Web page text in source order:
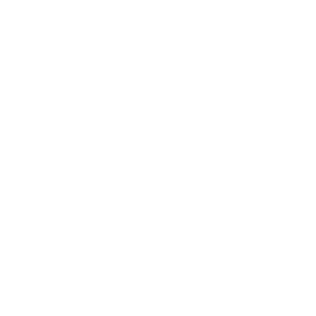
Ο δρόμος για τον 29ο
U21: Τεράστια πρόκριση
Γ΄ανδρών play offs :